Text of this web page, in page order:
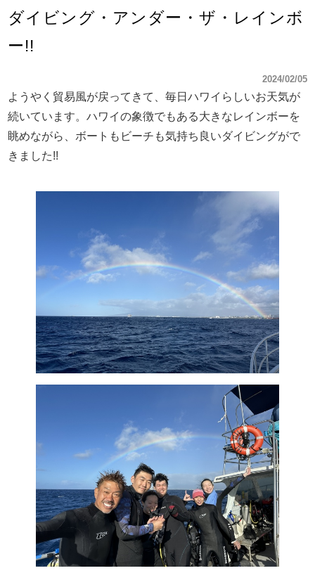
ダイビング・アンダー・ザ・レインボ
ー!!
2024/02/05
ようやく貿易風が戻ってきて、毎日ハワイらしいお天気が
続いています。ハワイの象徴でもある大きなレインボーを
眺めながら、ボートもビーチも気持ち良いダイビングがで
きました!!